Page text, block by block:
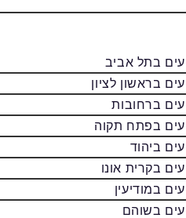
בתל אביב
בראשון לציון
ברחובות
בפתח תקוה
ביהוד
בקרית אונו
במודיעין
בשוהם